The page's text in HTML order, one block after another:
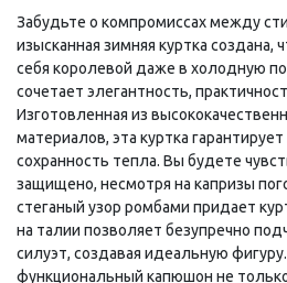
Забудьте о компромиссах между
изысканная зимняя куртка создана,
себя королевой даже в холодную
сочетает элегантность,
Изготовленная из
материалов, эта куртка
сохранность тепла. Вы будете
защищено, несмотря на капризы
стеганый узор ромбами придает
на талии позволяет безупречно
силуэт, создавая идеальную
функциональный капюшон не